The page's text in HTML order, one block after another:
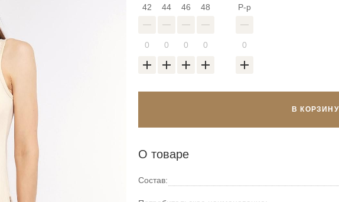
42 44 46 48 Р-р
В КОРЗИНУ
О товаре
Состав:
Войти в аккаунт
Введите свою электронную почту и пароль
пароль
Введите код
новый список